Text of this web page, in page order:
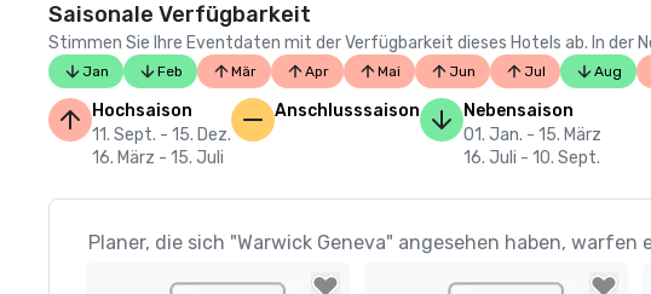
Saisonale Verfügbarkeit
Stimmen Sie Ihre Eventdaten mit der Verfügbarkeit dieses Hotels ab. In der
Jan Feb Mär Apr Mai Jun Jul Aug
Hochsaison
11. Sept. - 15. Dez.
16. März - 15. Juli
Anschlusssaison
Nebensaison
01. Jan. - 15. März
16. Juli - 10. Sept.
Planer, die sich "Warwick Geneva" angesehen haben,